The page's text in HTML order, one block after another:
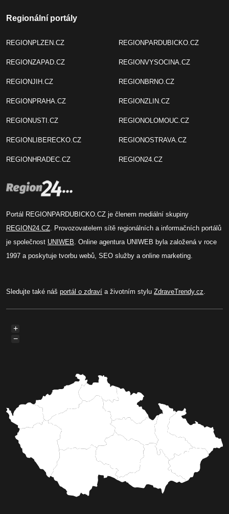
Regionální portály
REGIONPLZEN.CZ
REGIONZAPAD.CZ
REGIONJIH.CZ
REGIONPRAHA.CZ
REGIONUSTI.CZ
REGIONLIBERECKO.CZ
REGIONHRADEC.CZ
REGIONPARDUBICKO.CZ
REGIONVYSOCINA.CZ
REGIONBRNO.CZ
REGIONZLIN.CZ
REGIONOLOMOUC.CZ
REGIONOSTRAVA.CZ
REGION24.CZ
Portál REGIONPARDUBICKO.CZ je členem mediální skupiny
REGION24.CZ . Provozovatelem sítě regionálních a informačních portálů
je společnost UNIWEB . Online agentura UNIWEB byla založená v roce
1997 a poskytuje tvorbu webů, SEO služby a online marketing.
Sledujte také náš portál o zdraví a životním stylu ZdraveTrendy.cz
+
−